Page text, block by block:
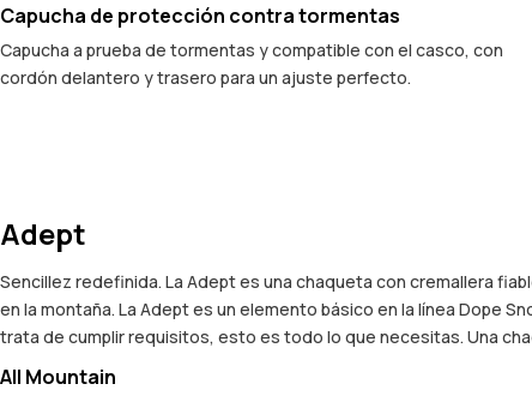
Capucha de protección contra tormentas
Capucha a prueba de tormentas y compatible con el casco, con
cordón delantero y trasero para un ajuste perfecto.
Adept
Sencillez redefinida. La Adept es una chaqueta con cremallera
en la montaña. La Adept es un elemento básico en la línea Dope
trata de cumplir requisitos, esto es todo lo que necesitas. Una
All Mountain